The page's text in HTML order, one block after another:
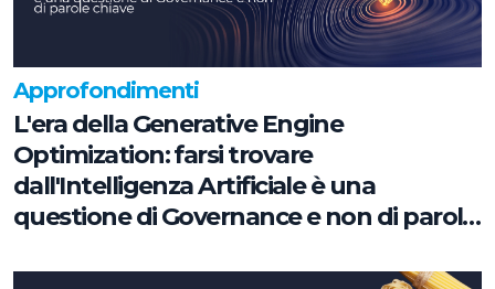
Approfondimenti
L'era della Generative Engine
Optimization: farsi trovare
dall'Intelligenza Artificiale è una
questione di Governance e non di parole